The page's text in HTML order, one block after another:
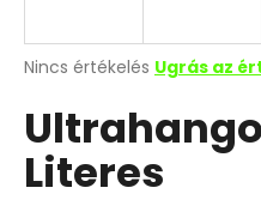
A
átlagos
értékelése
5-
ből
Nincs értékelés Ugrás az
Literes